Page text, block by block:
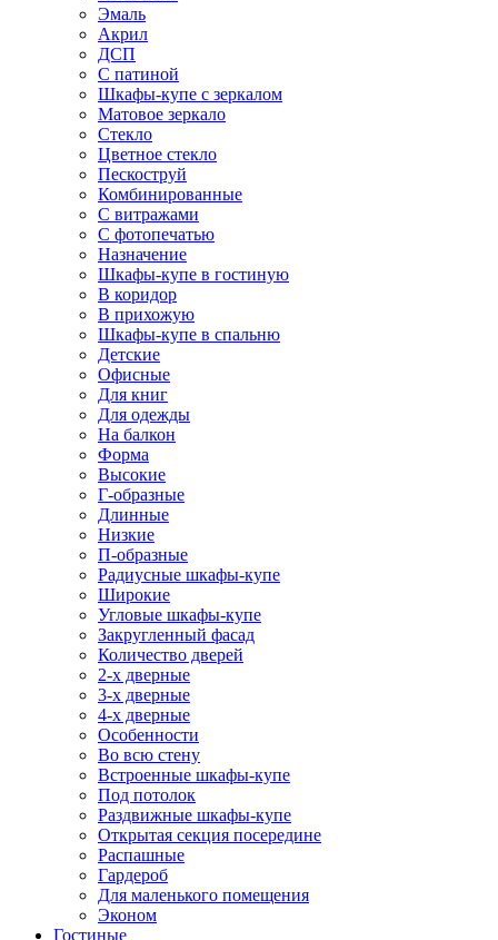
Эмаль
Акрил
ДСП
С патиной
Шкафы-купе с зеркалом
Матовое зеркало
Стекло
Цветное стекло
Пескоструй
Комбинированные
С витражами
С фотопечатью
Назначение
Шкафы-купе в гостиную
В коридор
В прихожую
Шкафы-купе в спальню
Детские
Офисные
Для книг
Для одежды
На балкон
Форма
Высокие
Г-образные
Длинные
Низкие
П-образные
Радиусные шкафы-купе
Широкие
Угловые шкафы-купе
Закругленный фасад
Количество дверей
2-х дверные
3-х дверные
4-х дверные
Особенности
Во всю стену
Встроенные шкафы-купе
Под потолок
Раздвижные шкафы-купе
Открытая секция посередине
Распашные
Гардероб
Для маленького помещения
Эконом
Гостиные